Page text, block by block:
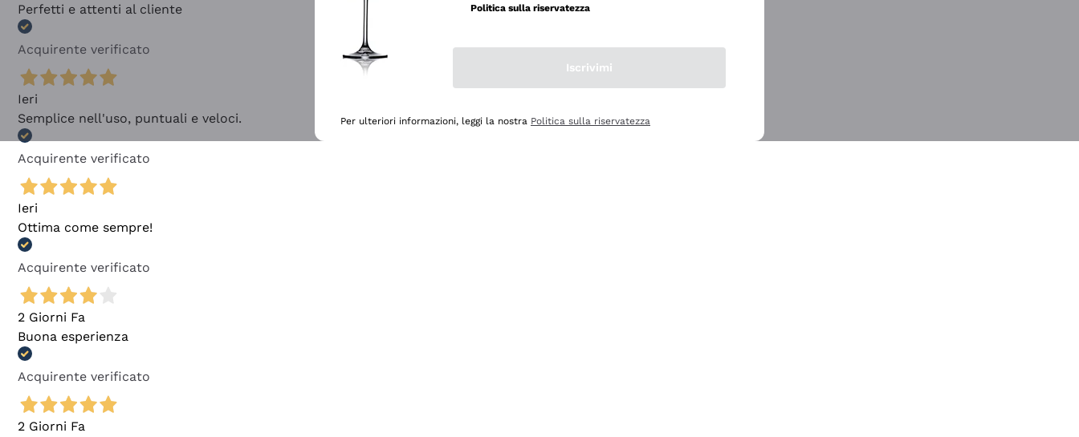
Perfetti e attenti al cliente
Acquirente verificato
Ieri
Semplice nell'uso, puntuali e veloci.
Acquirente verificato
Ieri
Ottima come sempre!
Acquirente verificato
2 Giorni Fa
Buona esperienza
Acquirente verificato
2 Giorni Fa
Politica sulla riservatezza
Iscrivimi
Per ulteriori informazioni, leggi la nostra Politica sulla riservatezza